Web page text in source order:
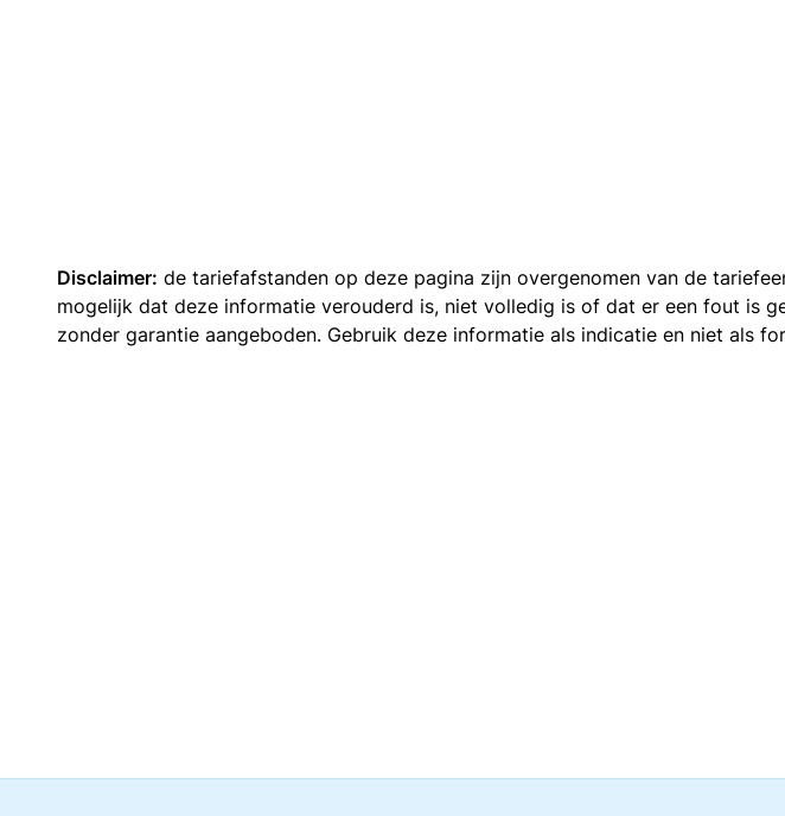
Disclaimer: de tariefafstanden op deze pagina zijn overgenomen van de
mogelijk dat deze informatie verouderd is, niet volledig is of dat er een fout is
zonder garantie aangeboden. Gebruik deze informatie als indicatie en niet als